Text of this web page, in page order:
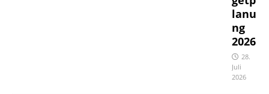
lanu
ng
2026
28.
Juli
2026